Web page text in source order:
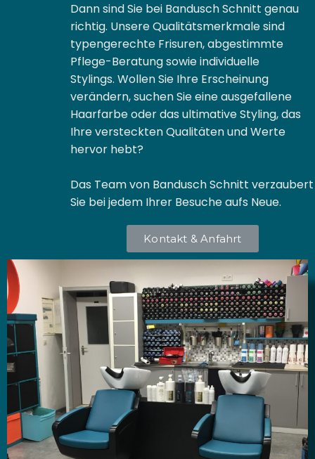
Dann sind Sie bei Bandusch Schnitt genau
richtig. Unsere Qualitätsmerkmale sind
typengerechte Frisuren, abgestimmte
Pflege-Beratung sowie individuelle
Stylings. Wollen Sie Ihre Erscheinung
verändern, suchen Sie eine ausgefallene
Haarfarbe oder das ultimative Styling, das
Ihre versteckten Qualitäten und Werte
hervor hebt?
Das Team von Bandusch Schnitt verzaubert
Sie bei jedem Ihrer Besuche aufs Neue.
Kontakt & Anfahrt